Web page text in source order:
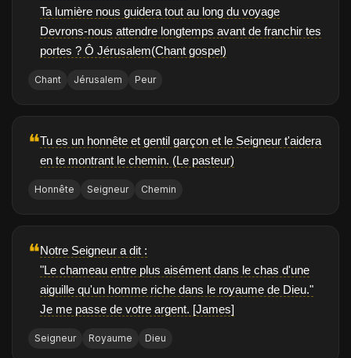
Ta lumière nous guidera tout au long du voyage
Devrons-nous attendre longtemps avant de franchir tes
portes ? Ô Jérusalem(Chant gospel)
Chant Jérusalem Peur
❝Tu es un honnête et gentil garçon et le Seigneur t'aidera
en te montrant le chemin. (Le pasteur)
Honnête Seigneur Chemin
❝Notre Seigneur a dit :
"Le chameau entre plus aisément dans le chas d'une
aiguille qu'un homme riche dans le royaume de Dieu."
Je me passe de votre argent. [James]
Seigneur Royaume Dieu